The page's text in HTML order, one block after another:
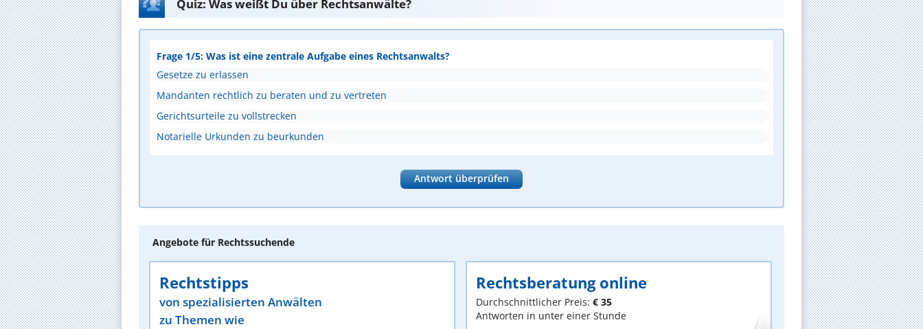
Quiz: Was weißt Du über Rechtsanwälte?
Frage 1/5: Was ist eine zentrale Aufgabe eines Rechtsanwalts?
Gesetze zu erlassen
Mandanten rechtlich zu beraten und zu vertreten
Gerichtsurteile zu vollstrecken
Notarielle Urkunden zu beurkunden
Antwort überprüfen
Angebote für Rechtssuchende
Rechtstipps
von spezialisierten Anwälten
zu Themen wie
Rechtsberatung online
Durchschnittlicher Preis: € 35
Antworten in unter einer Stunde